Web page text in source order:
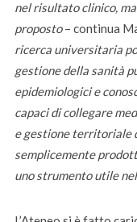
nel risultato clinico,
proposto– continua
ricerca universitaria
gestione della sanità
epidemiologici e
capaci di collegare
e gestione territoriale
semplicemente
uno strumento utile